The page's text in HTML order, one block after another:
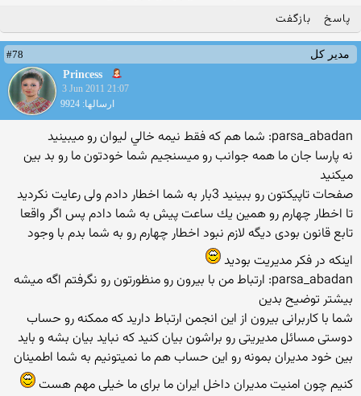
پاسخ بازگفت
مدیر کل
#78
Princess
3 Jun 2011 21:07
ارسالها: 9924
parsa_abadan: شما هم كه فقط نيمه خالي ليوان رو ميبينيد
نه پارسا جان ما همه جوانب رو میسنجیم شما خودتون ما رو بد بین
میكنید
صفحات تاپیكتون رو ببینید 3بار به شما اخطار دادم ولی رعایت نكردید
تا اخطار چهارم رو همین یك ساعت پیش به شما دادم پس اگر واقعا
تابع قانون بودی دیگه لازم نبود اخطار چهارم رو به شما بدم با وجود
اینكه در فكر مدیریت بودید
parsa_abadan: ارتباط من با بيرون رو منظورتون رو نگرفتم اگه ميشه
بيشتر توضيح بدين
شما با كاربرانی بیرون از این انجمن ارتباط دارید كه ممكنه رو حساب
دوستی مسائل مدیریتی رو براشون بیان كنید كه نباید بیان بشه و باید
بین خود مدیران بمونه رو این حساب هم ما نمیتونیم به شما اطمینان
كنیم چون امنیت مدیران داخل ایران ما برای ما خیلی مهم هست